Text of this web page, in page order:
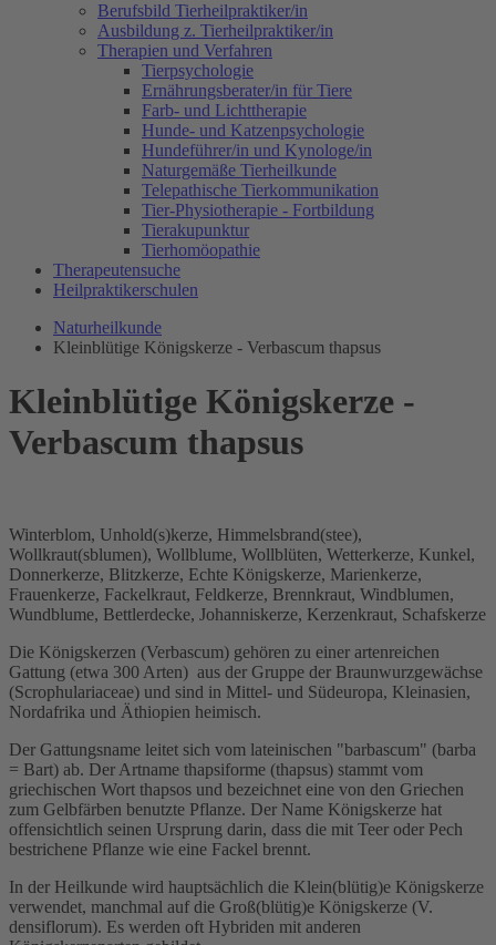
Berufsbild Tierheilpraktiker/in
Ausbildung z. Tierheilpraktiker/in
Therapien und Verfahren
Tierpsychologie
Ernährungsberater/in für Tiere
Farb- und Lichttherapie
Hunde- und Katzenpsychologie
Hundeführer/in und Kynologe/in
Naturgemäße Tierheilkunde
Telepathische Tierkommunikation
Tier-Physiotherapie - Fortbildung
Tierakupunktur
Tierhomöopathie
Therapeutensuche
Heilpraktikerschulen
Naturheilkunde
Kleinblütige Königskerze - Verbascum thapsus
Kleinblütige Königskerze -
Verbascum thapsus
Winterblom, Unhold(s)kerze, Himmelsbrand(stee),
Wollkraut(sblumen), Wollblume, Wollblüten, Wetterkerze, Kunkel,
Donnerkerze, Blitzkerze, Echte Königskerze, Marienkerze,
Frauenkerze, Fackelkraut, Feldkerze, Brennkraut, Windblumen,
Wundblume, Bettlerdecke, Johanniskerze, Kerzenkraut, Schafskerze
Die Königskerzen (Verbascum) gehören zu einer artenreichen
Gattung (etwa 300 Arten) aus der Gruppe der Braunwurzgewächse
(Scrophulariaceae) und sind in Mittel- und Südeuropa, Kleinasien,
Nordafrika und Äthiopien heimisch.
Der Gattungsname leitet sich vom lateinischen "barbascum" (barba
= Bart) ab. Der Artname thapsiforme (thapsus) stammt vom
griechischen Wort thapsos und bezeichnet eine von den Griechen
zum Gelbfärben benutzte Pflanze. Der Name Königskerze hat
offensichtlich seinen Ursprung darin, dass die mit Teer oder Pech
bestrichene Pflanze wie eine Fackel brennt.
In der Heilkunde wird hauptsächlich die Klein(blütig)e Königskerze
verwendet, manchmal auf die Groß(blütig)e Königskerze (V.
densiflorum). Es werden oft Hybriden mit anderen